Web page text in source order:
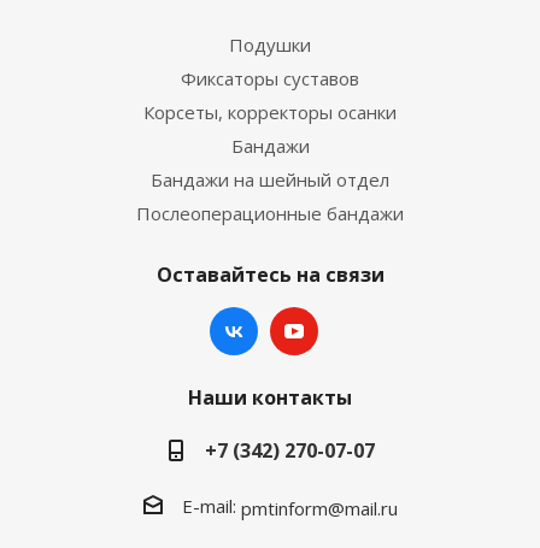
Подушки
Фиксаторы суставов
Корсеты, корректоры осанки
Бандажи
Бандажи на шейный отдел
Послеоперационные бандажи
Оставайтесь на связи
Наши контакты
+7 (342) 270-07-07
E-mail: pmtinform@mail.ru